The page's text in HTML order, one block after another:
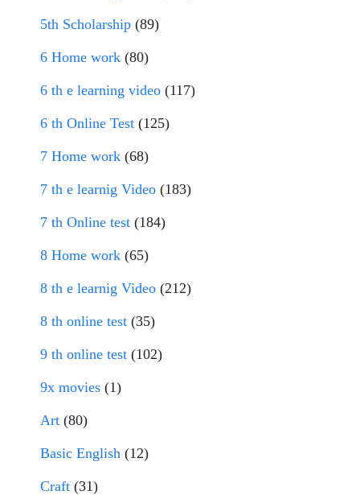
5th Scholarship (89)
6 Home work (80)
6 th e learning video (117)
6 th Online Test (125)
7 Home work (68)
7 th e learnig Video (183)
7 th Online test (184)
8 Home work (65)
8 th e learnig Video (212)
8 th online test (35)
9 th online test (102)
9x movies (1)
Art (80)
Basic English (12)
Craft (31)